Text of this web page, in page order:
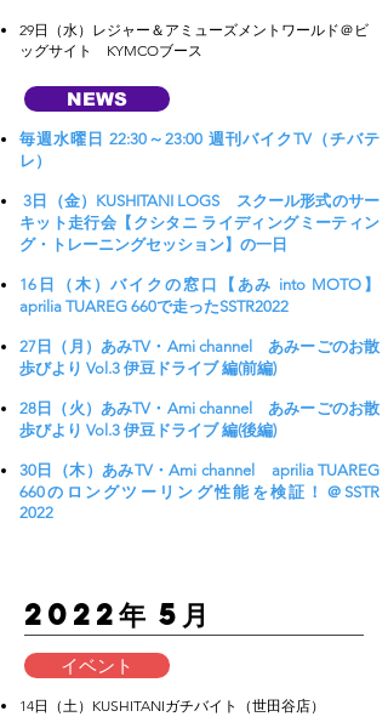
29日（水）レジャー＆アミューズメントワールド＠ビ
ッグサイト KYMCOブース
NEWS
毎週水曜日 22:30～23:00 週刊バイクTV（チバテ
レ）
3日（金）KUSHITANI LOGS スクール形式のサー
キット走行会【クシタニ ライディングミーティン
グ・トレーニングセッション】の一日
16日（木）バイクの窓口【あみ into MOTO】
aprilia TUAREG 660で走ったSSTR2022
27日（月）あみTV・Ami channel あみーごのお散
歩びより Vol.3 伊豆ドライブ 編(前編)
28日（火）あみTV・Ami channel あみーごのお散
歩びより Vol.3 伊豆ドライブ 編(後編)
30日（木）あみTV・Ami channel aprilia TUAREG
660のロングツーリング性能を検証！＠SSTR
2022
​2022年 5月
イベント
14日（土）KUSHITANIガチバイト（世田谷店）